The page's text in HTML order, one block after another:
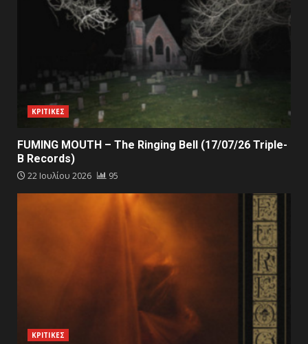
ΚΡΙΤΙΚΕΣ
FUMING MOUTH – The Ringing Bell (17/07/26 Triple-
B Records)
22 Ιουλίου 2026 95
ΚΡΙΤΙΚΕΣ